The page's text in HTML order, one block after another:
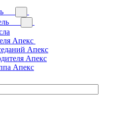
Апекс
Апекс
Апекс
Апекс